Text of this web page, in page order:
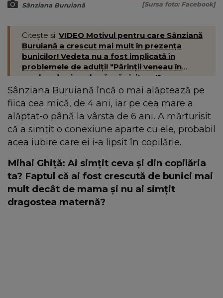
Sânziana Buruiană [Sursa foto: Facebook]
Citește și: VIDEO Motivul pentru care Sânziană
Buruiană a crescut mai mult în prezența
bunicilor! Vedeta nu a fost implicată în
problemele de adulți! "Părinții veneau în
weekend-uri acolo să mă viziteze!"
Sânziana Buruiană încă o mai alăptează pe
fiica cea mică, de 4 ani, iar pe cea mare a
alăptat-o până la vârsta de 6 ani. A mărturisit
că a simțit o conexiune aparte cu ele, probabil
acea iubire care ei i-a lipsit în copilărie.
Mihai Ghiță: Ai simțit ceva și din copilăria
ta? Faptul că ai fost crescută de bunici mai
mult decât de mama și nu ai simțit
dragostea maternă?